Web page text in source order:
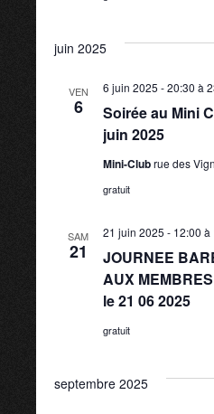
juin 2025
VEN
6
Soirée au Mini
juin 2025
6 juin 2025 - 20:30 à
Mini-Clubrue des
gratuit
SAM
21
JOURNEE
AUX
le 21 06 2025
21 juin 2025 - 12:00 à
gratuit
septembre 2025